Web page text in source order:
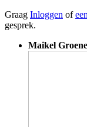
Graag Inloggen of
gesprek.
Maikel